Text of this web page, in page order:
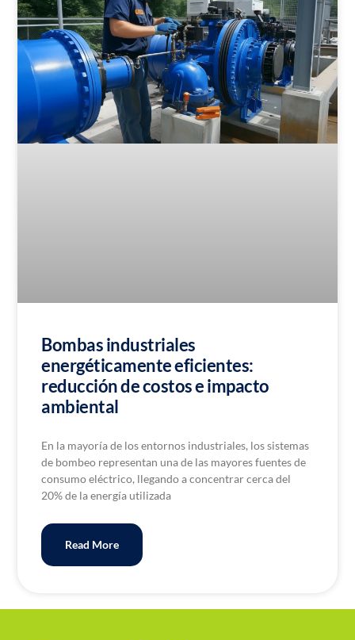
Bombas industriales
energéticamente eficientes:
reducción de costos e impacto
ambiental
En la mayoría de los entornos industriales, los sistemas
de bombeo representan una de las mayores fuentes de
consumo eléctrico, llegando a concentrar cerca del
20% de la energía utilizada
Read More